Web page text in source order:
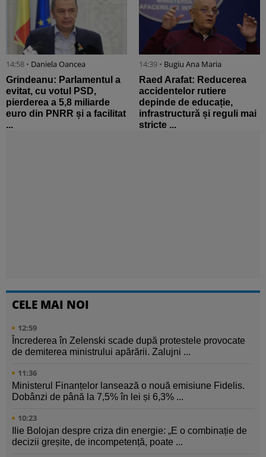
14:58 • Daniela Oancea
Grindeanu: Parlamentul a
evitat, cu votul PSD,
pierderea a 5,8 miliarde
euro din PNRR și a facilitat
...
14:39 • Bugiu ⁠Ana Maria
Raed Arafat: Reducerea
accidentelor rutiere
depinde de educație,
infrastructură și reguli mai
stricte ...
CELE MAI NOI
12:59
Încrederea în Zelenski scade după protestele provocate
de demiterea ministrului apărării. Zalujni ...
11:36
Ministerul Finanțelor lansează o nouă emisiune Fidelis.
Dobânzi de până la 7,5% în lei și 6,3% ...
10:23
Ilie Bolojan despre criza din energie: „E o combinație de
decizii greșite, de incompetență, poate ...